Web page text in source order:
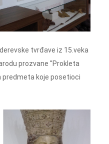
tvrđave iz 15.veka
prozvane ''Prokleta
predmeta koje posetioci